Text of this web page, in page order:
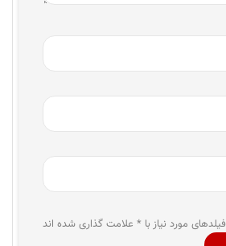
فیلدهای مورد نیاز با * علامت گذاری شده اند